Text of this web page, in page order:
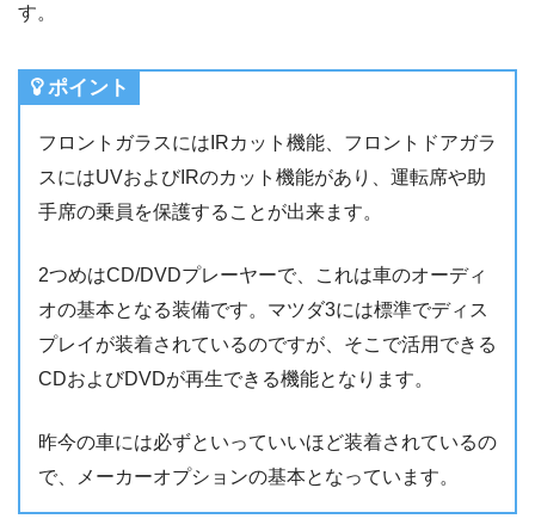
す。
ポイント
フロントガラスにはIRカット機能、フロントドアガラ
スにはUVおよびIRのカット機能があり、運転席や助
手席の乗員を保護することが出来ます。
2つめはCD/DVDプレーヤーで、これは車のオーディ
オの基本となる装備です。マツダ3には標準でディス
プレイが装着されているのですが、そこで活用できる
CDおよびDVDが再生できる機能となります。
昨今の車には必ずといっていいほど装着されているの
で、メーカーオプションの基本となっています。